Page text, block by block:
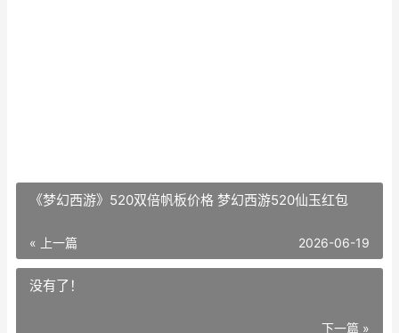
《梦幻西游》520双倍帆板价格 梦幻西游520仙玉红包
« 上一篇 2026-06-19
没有了！
下一篇 »